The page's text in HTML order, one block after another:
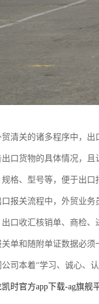
贸清关的诸多程序中，
出口货物的具体情况，
规格、型号等，便于出口
口报关流程中，外贸业
出口收汇核销单、商检
关单和随附单证数据必须
公司本着“学习、诚心、
时官方app下载-ag旗舰